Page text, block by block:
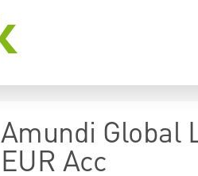
Amundi Global
EUR Acc